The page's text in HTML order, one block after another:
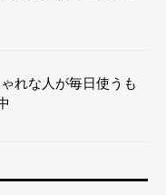
れな人が毎日使うも